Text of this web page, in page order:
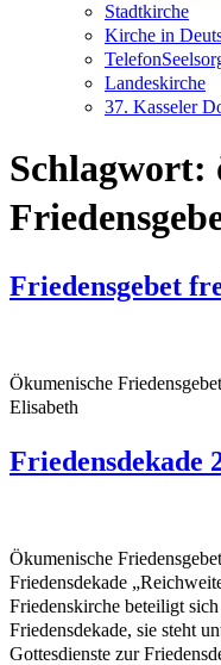
Stadtkirche
Kirche in
Landeskirche
37. Kasseler
Schlagwort:
Friedensgebet
Ökumenische
Elisabeth
Friedensdekade
Ökumenische
Friedensdekade
Friedenskirche beteiligt
Friedensdekade, sie steht
Gottesdienste zur